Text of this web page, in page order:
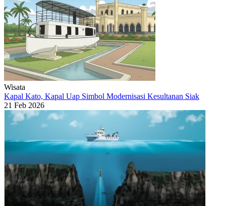
Wisata
Kapal Kato, Kapal Uap Simbol Modernisasi Kesultanan Siak
21 Feb 2026